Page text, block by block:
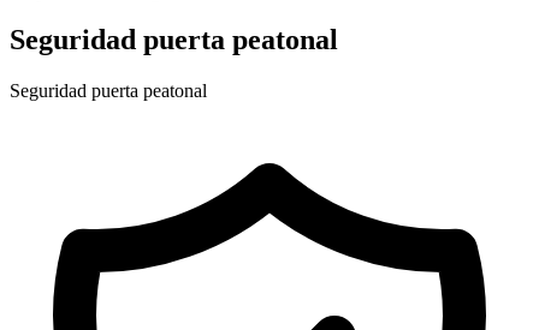
Seguridad puerta peatonal
Seguridad puerta peatonal